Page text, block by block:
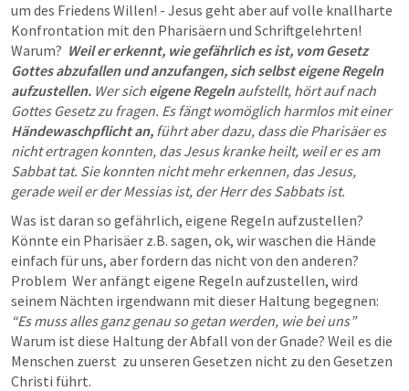
um des Friedens Willen! - Jesus geht aber auf volle knallharte
Konfrontation mit den Pharisäern und Schriftgelehrten!
Warum? Weil er erkennt, wie gefährlich es ist, vom Gesetz
Gottes abzufallen und anzufangen, sich selbst eigene Regeln
aufzustellen. Wer sich eigene Regeln aufstellt, hört auf nach
Gottes Gesetz zu fragen. Es fängt womöglich harmlos mit einer
Händewaschpflicht an, führt aber dazu, dass die Pharisäer es
nicht ertragen konnten, das Jesus kranke heilt, weil er es am
Sabbat tat. Sie konnten nicht mehr erkennen, das Jesus,
gerade weil er der Messias ist, der Herr des Sabbats ist.
Was ist daran so gefährlich, eigene Regeln aufzustellen?
Könnte ein Pharisäer z.B. sagen, ok, wir waschen die Hände
einfach für uns, aber fordern das nicht von den anderen?
Problem  Wer anfängt eigene Regeln aufzustellen, wird
“Es muss alles ganz genau so getan werden, wie bei uns”
Warum ist diese Haltung der Abfall von der Gnade? Weil es die
Menschen zuerst  zu unseren Gesetzen nicht zu den Gesetzen
Christi führt.